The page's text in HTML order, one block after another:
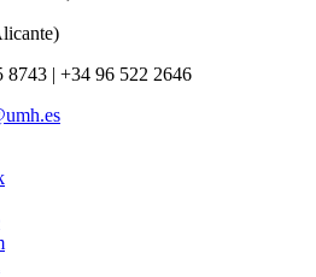
8743 | +34 96 522 2646